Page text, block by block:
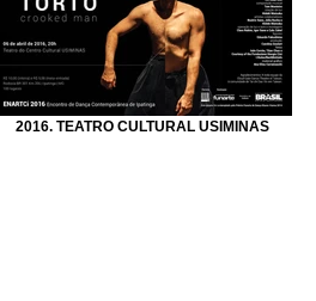
2016. TEATRO CULTURAL USIMINAS